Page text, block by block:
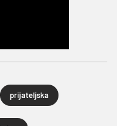
prijateljska